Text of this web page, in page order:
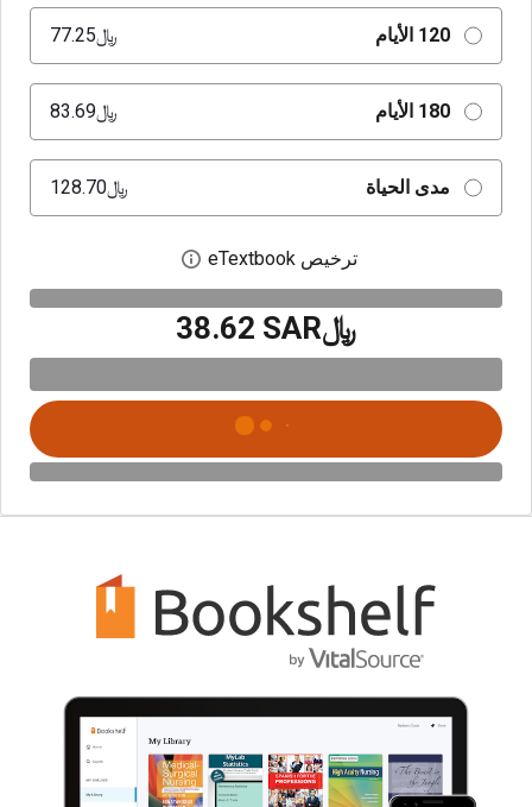
120 الأيام ﷼‎77.25
180 الأيام ﷼‎83.69
مدى الحياة ﷼‎128.70
ترخيص eTextbook افتح مربع حوار
﷼‎38.62 SAR